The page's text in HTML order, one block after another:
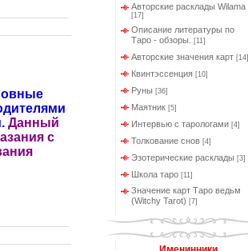
Данный
с
Авторские расклады Wilama
[17]
Описание литературы по
Таро - обзоры.
[11]
Авторские значения карт [14]
Квинтэссенция [10]
Руны [36]
Маятник [5]
Интервью с тарологами [4]
Толкование снов [4]
Эзотерические расклады [3]
Школа таро [11]
Значение карт Таро ведьм
(Witchy Tarot) [7]